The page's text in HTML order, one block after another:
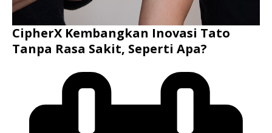
CipherX Kembangkan Inovasi Tato
Tanpa Rasa Sakit, Seperti Apa?